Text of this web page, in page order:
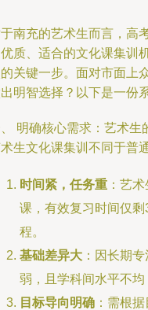
南充的艺术生而言，高
质、适合的文化课集训
关键一步。面对市面上
明智选择？以下是一份
明确核心需求：艺术生
生文化课集训不同于普
时间紧，任务重 ：艺
课，有效复习时间仅
程。
基础差异大 ：因长期
弱，且学科间水平不均
目标导向明确 ：需根